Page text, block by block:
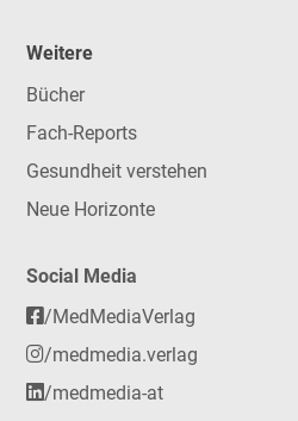
Weitere
Bücher
Fach-Reports
Gesundheit verstehen
Neue Horizonte
Social Media
/MedMediaVerlag
/medmedia.verlag
/medmedia-at